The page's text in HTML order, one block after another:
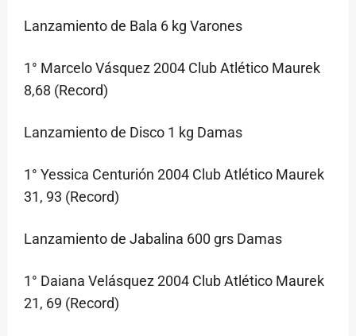
Lanzamiento de Bala 6 kg Varones
1° Marcelo Vásquez 2004 Club Atlético Maurek
8,68 (Record)
Lanzamiento de Disco 1 kg Damas
1° Yessica Centurión 2004 Club Atlético Maurek
31, 93 (Record)
Lanzamiento de Jabalina 600 grs Damas
1° Daiana Velásquez 2004 Club Atlético Maurek
21, 69 (Record)